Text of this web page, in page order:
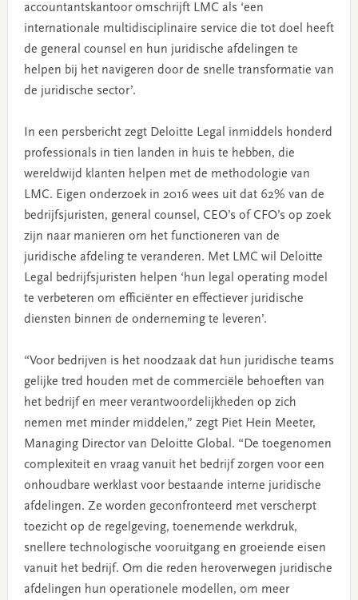
accountantskantoor omschrijft LMC als ‘een
internationale multidisciplinaire service die tot doel heeft
de general counsel en hun juridische afdelingen te
helpen bij het navigeren door de snelle transformatie van
de juridische sector’.
In een persbericht zegt Deloitte Legal inmiddels honderd
professionals in tien landen in huis te hebben, die
wereldwijd klanten helpen met de methodologie van
LMC. Eigen onderzoek in 2016 wees uit dat 62% van de
bedrijfsjuristen, general counsel, CEO’s of CFO’s op zoek
zijn naar manieren om het functioneren van de
juridische afdeling te veranderen. Met LMC wil Deloitte
Legal bedrijfsjuristen helpen ‘hun legal operating model
te verbeteren om efficiënter en effectiever juridische
diensten binnen de onderneming te leveren’.
“Voor bedrijven is het noodzaak dat hun juridische teams
gelijke tred houden met de commerciële behoeften van
het bedrijf en meer verantwoordelijkheden op zich
nemen met minder middelen,” zegt Piet Hein Meeter,
Managing Director van Deloitte Global. “De toegenomen
complexiteit en vraag vanuit het bedrijf zorgen voor een
onhoudbare werklast voor bestaande interne juridische
afdelingen. Ze worden geconfronteerd met verscherpt
toezicht op de regelgeving, toenemende werkdruk,
snellere technologische vooruitgang en groeiende eisen
vanuit het bedrijf. Om die reden heroverwegen juridische
afdelingen hun operationele modellen, om meer